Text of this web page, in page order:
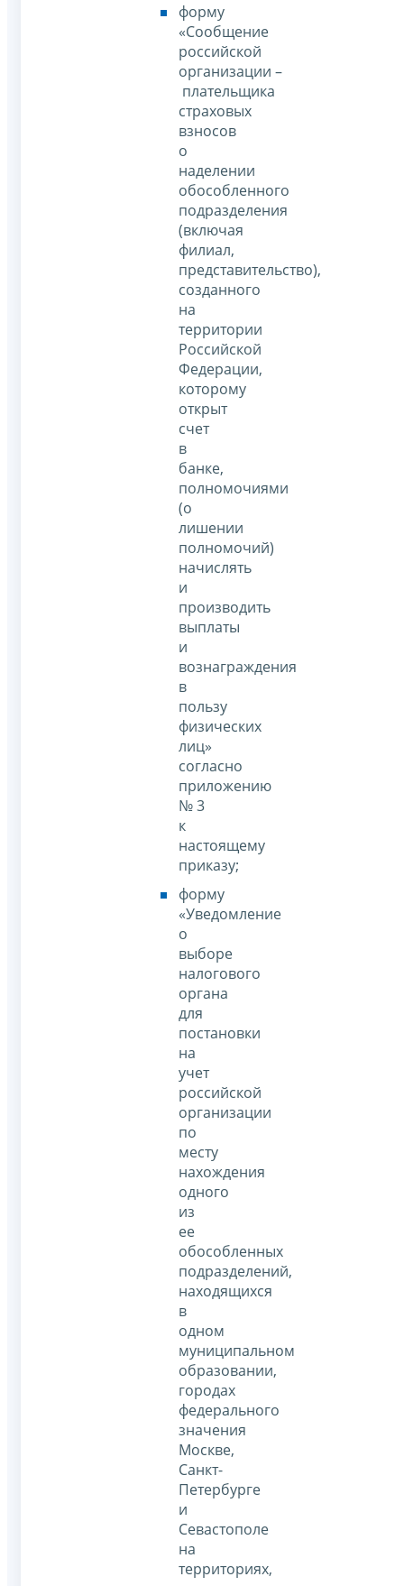
форму
«Сообщение
российской
организации –
плательщика
страховых
взносов
о
наделении
обособленного
подразделения
(включая
филиал,
представительство),
созданного
на
территории
Российской
Федерации,
которому
открыт
счет
в
банке,
полномочиями
(о
лишении
полномочий)
начислять
и
производить
выплаты
и
вознаграждения
в
пользу
физических
лиц»
согласно
приложению
№ 3
к
настоящему
приказу;
форму
«Уведомление
о
выборе
налогового
органа
для
постановки
на
учет
российской
организации
по
месту
нахождения
одного
из
ее
обособленных
подразделений,
находящихся
в
одном
муниципальном
образовании,
городах
федерального
значения
Москве,
Санкт-
Петербурге
и
Севастополе
на
территориях,